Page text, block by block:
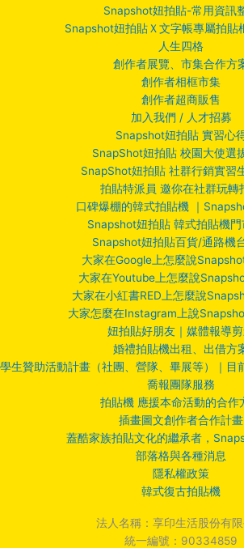
Snapshot妞拍貼-常用資訊
Snapshot妞拍貼Ｘ文字帳專屬拍貼
人生四格
創作者展覽、市集合作方
創作者相框市集
創作者超商販售
加入我們 / 人才招募
Snapshot妞拍貼 實習心
SnapShot妞拍貼 校園大使選
SnapShot妞拍貼 社群行銷實習
拍貼特派員 邀你在社群玩轉
口碑爆棚的韓式拍貼機 ｜
Snapshot妞拍貼 韓式拍貼機門
Snapshot妞拍貼百貨/通路機
大家在Google上怎麼說
大家在Youtube上怎麼說
大家在小紅書RED上怎麼說
大家怎麼在Instagram上說
妞拍貼好朋友｜媒體報導
婚禮拍貼機出租、出借方
學生贊助活動計畫（社團、營隊、畢展等）｜目
喬報團隊服務
拍貼機 應援本命活動的合作
插畫圖文創作者合作計畫
蓋酷家族拍貼文化的繼承者，
部落格與各種消息
隱私權政策
韓式復古拍貼機
法人名稱：享印生活股份有限
統一編號：90334859